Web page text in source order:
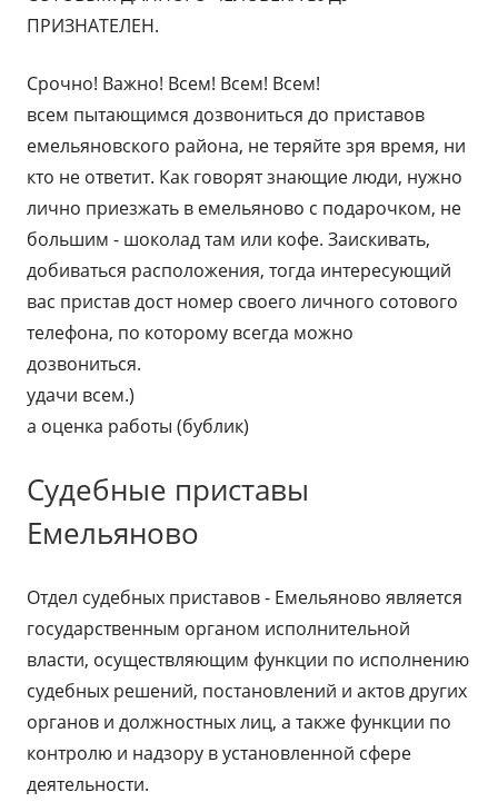
ПРИЗНАТЕЛЕН.
Срочно! Важно! Всем! Всем! Всем!
всем пытающимся дозвониться до приставов
емельяновского района, не теряйте зря время, ни
кто не ответит. Как говорят знающие люди, нужно
лично приезжать в емельяново с подарочком, не
большим - шоколад там или кофе. Заискивать,
добиваться расположения, тогда интересующий
вас пристав дост номер своего личного сотового
телефона, по которому всегда можно
дозвониться.
удачи всем.)
а оценка работы (бублик)
Судебные приставы
Емельяново
Отдел судебных приставов - Емельяново является
государственным органом исполнительной
власти, осуществляющим функции по исполнению
судебных решений, постановлений и актов других
органов и должностных лиц, а также функции по
контролю и надзору в установленной сфере
деятельности.